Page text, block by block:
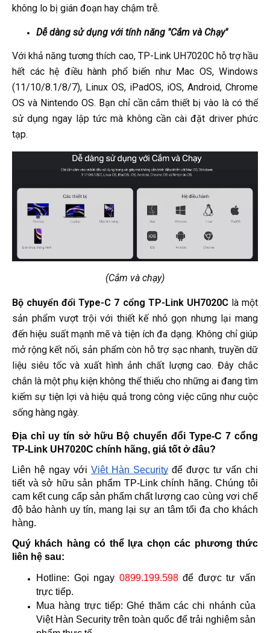
không lo bị gián đoạn hay chậm trễ.
Dễ dàng sử dụng với tính năng "Cắm và Chạy"
Với khả năng tương thích cao, TP-Link UH7020C hỗ trợ hầu
hết các hệ điều hành phổ biến như Mac OS, Windows
(11/10/8.1/8/7), Linux OS, iPadOS, iOS, Android, Chrome
OS và Nintendo OS. Bạn chỉ cần cắm thiết bị vào là có thể
sử dụng ngay lập tức mà không cần cài đặt driver phức
tạp.
(Cắm và chạy)
Bộ chuyển đổi Type-C 7 cổng TP-Link UH7020Clà một
sản phẩm vượt trội với thiết kế nhỏ gọn nhưng lại mang
đến hiệu suất mạnh mẽ và tiện ích đa dạng. Không chỉ giúp
mở rộng kết nối, sản phẩm còn hỗ trợ sạc nhanh, truyền dữ
liệu siêu tốc và xuất hình ảnh chất lượng cao. Đây chắc
chắn là một phụ kiện không thể thiếu cho những ai đang tìm
kiếm sự tiện lợi và hiệu quả trong công việc cũng như cuộc
sống hàng ngày.
Địa chỉ uy tín sở hữu Bộ chuyển đổi Type-C 7 cổng
TP-Link UH7020C chính hãng, giá tốt ở đâu?
Liên hệ ngay với Việt Hàn Security để được tư vấn chi
tiết và sở hữu sản phẩm TP-Link chính hãng. Chúng tôi
cam kết cung cấp sản phẩm chất lượng cao cùng vơi chế
độ bảo hành uy tín, mang lại sự an tâm tối đa cho khách
hàng.
Quý khách hàng có thể lựa chọn các phương thức
liên hệ sau:
Hotline: Gọi ngay 0899.199.598 để được tư vấn
trực tiếp.
Mua hàng trực tiếp: Ghé thăm các chi nhánh của
Việt Hàn Security trên toàn quốc để trải nghiệm sản